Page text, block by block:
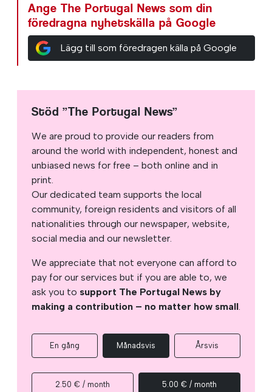
Ange The Portugal News som din
föredragna nyhetskälla på Google
Lägg till som föredragen källa på Google
Stöd ”The Portugal News”
We are proud to provide our readers from
around the world with independent, honest and
unbiased news for free – both online and in
print.
Our dedicated team supports the local
community, foreign residents and visitors of all
nationalities through our newspaper, website,
social media and our newsletter.
We appreciate that not everyone can afford to
pay for our services but if you are able to, we
ask you to support The Portugal News by
making a contribution – no matter how small.
En gång Månadsvis Årsvis
2.50 € / month 5.00 € / month